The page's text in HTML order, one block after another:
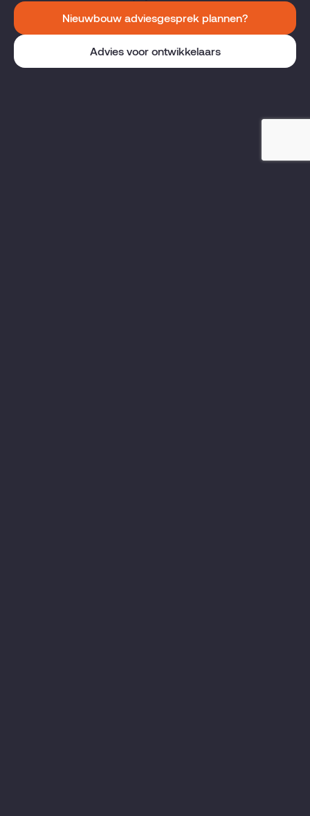
Nieuwbouw adviesgesprek plannen?
Advies voor ontwikkelaars